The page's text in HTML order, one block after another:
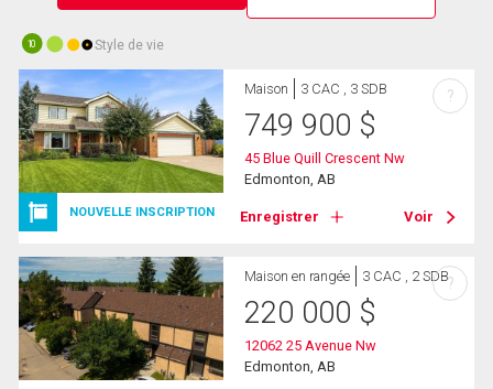
10 Style de vie
NOUVELLE INSCRIPTION
Maison 3 CAC , 3 SDB
749 900 $
45 Blue Quill Crescent Nw
Edmonton, AB
Enregistrer Voir
?
Maison en rangée 3 CAC , 2 SDB
220 000 $
12062 25 Avenue Nw
Edmonton, AB
?